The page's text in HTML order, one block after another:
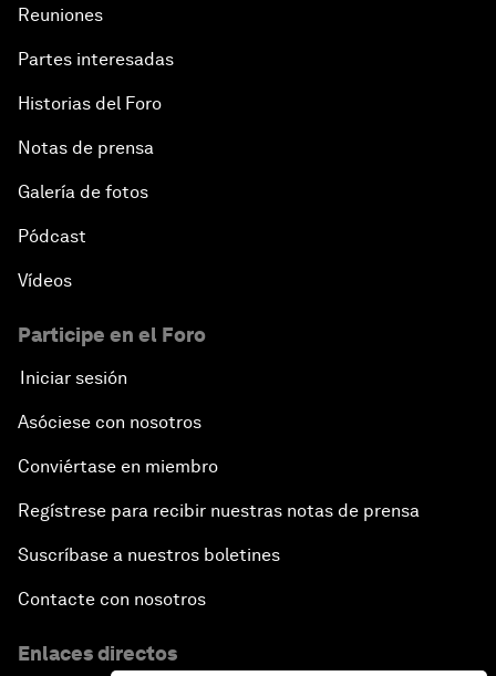
Reuniones
Partes interesadas
Historias del Foro
Notas de prensa
Galería de fotos
Pódcast
Vídeos
Participe en el Foro
Iniciar sesión
Asóciese con nosotros
Conviértase en miembro
Regístrese para recibir nuestras notas de prensa
Suscríbase a nuestros boletines
Contacte con nosotros
Enlaces directos